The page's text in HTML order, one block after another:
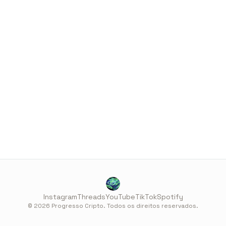
InstagramThreadsYouTubeTikTokSpotify
© 2026 Progresso Cripto. Todos os direitos reservados.